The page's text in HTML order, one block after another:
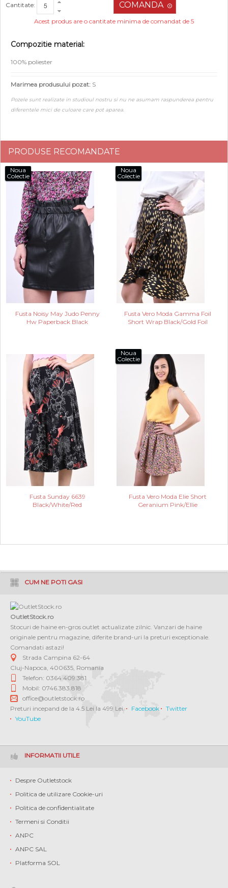
Cantitate:
Acest produs are o cantitate minima de comandat de 5
Compozitie material:
100% poliester
Marimea produsului pozat: S
Pozele sunt realizate in studioul nostru si nu ne asumam raspunderea pentru
diferentele mici de culoare care pot aparea.
PRODUSE RECOMANDATE
Noua
Colectie
Fusta Noisy May Judo Penny
Hw Paperback Black
Noua
Colectie
Fusta Vero Moda Gamma Foil
Short Wrap Black/Gold Foil
Fusta Sunday 6639
Black/White/Red
Noua
Colectie
Fusta Vero Moda Elie Short
Geranium Pink/Ellie
CUM NE POTI GASI
OutletStock.ro
Stocuri de haine en-gros outlet actualizate zilnic. Vanzari de haine
originale pentru magazine, diferite brand-uri la preturi exceptionale.
Comandati astazi!
Strada Campina 62-64
Cluj-Napoca 400635 Romania
Telefon: 0364 409.381
Mobil: 0746.383.818
office@outletstock.ro
Preturi incepand de la 4.5 Lei la 499 Lei.
Facebook
Twitter
YouTube
INFORMATII UTILE
Despre Outletstock
Politica de utilizare Cookie-uri
Politica de confidentialitate
Termeni si Conditii
ANPC
ANPC SAL
Platforma SOL